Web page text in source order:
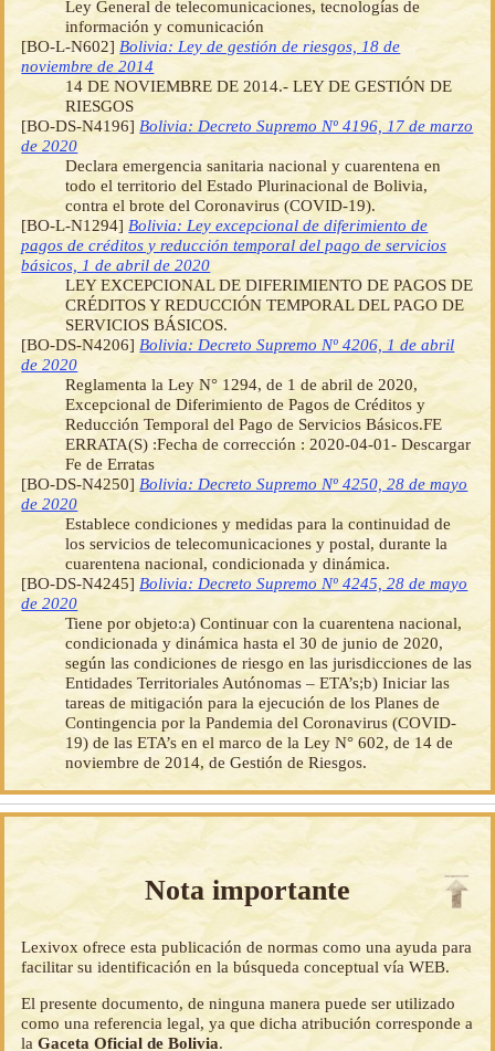
Ley General de telecomunicaciones, tecnologías de
información y comunicación
[BO-L-N602]Bolivia: Ley de gestión de riesgos, 18 de
noviembre de 2014
14 DE NOVIEMBRE DE 2014.- LEY DE GESTIÓN DE
RIESGOS
[BO-DS-N4196]Bolivia: Decreto Supremo Nº 4196, 17 de marzo
de 2020
Declara emergencia sanitaria nacional y cuarentena en
todo el territorio del Estado Plurinacional de Bolivia,
contra el brote del Coronavirus (COVID-19).
[BO-L-N1294]Bolivia: Ley excepcional de diferimiento de
pagos de créditos y reducción temporal del pago de servicios
básicos, 1 de abril de 2020
LEY EXCEPCIONAL DE DIFERIMIENTO DE PAGOS DE
CRÉDITOS Y REDUCCIÓN TEMPORAL DEL PAGO DE
SERVICIOS BÁSICOS.
[BO-DS-N4206]Bolivia: Decreto Supremo Nº 4206, 1 de abril
de 2020
Reglamenta la Ley N° 1294, de 1 de abril de 2020,
Excepcional de Diferimiento de Pagos de Créditos y
Reducción Temporal del Pago de Servicios Básicos.FE
ERRATA(S) :Fecha de corrección : 2020-04-01- Descargar
Fe de Erratas
[BO-DS-N4250]Bolivia: Decreto Supremo Nº 4250, 28 de mayo
de 2020
Establece condiciones y medidas para la continuidad de
los servicios de telecomunicaciones y postal, durante la
cuarentena nacional, condicionada y dinámica.
[BO-DS-N4245]Bolivia: Decreto Supremo Nº 4245, 28 de mayo
de 2020
Tiene por objeto:a) Continuar con la cuarentena nacional,
condicionada y dinámica hasta el 30 de junio de 2020,
según las condiciones de riesgo en las jurisdicciones de las
Entidades Territoriales Autónomas – ETA’s;b) Iniciar las
tareas de mitigación para la ejecución de los Planes de
Contingencia por la Pandemia del Coronavirus (COVID-
19) de las ETA’s en el marco de la Ley N° 602, de 14 de
noviembre de 2014, de Gestión de Riesgos.
Nota importante
Lexivox ofrece esta publicación de normas como una ayuda para
facilitar su identificación en la búsqueda conceptual vía WEB.
El presente documento, de ninguna manera puede ser utilizado
como una referencia legal, ya que dicha atribución corresponde a
laGaceta Oficial de Bolivia.